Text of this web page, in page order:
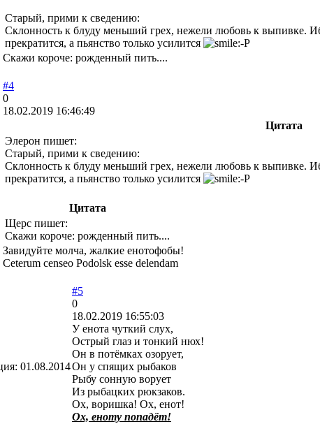
Старый, прими к сведению:
Склонность к блуду меньший грех, нежели любовь к выпивке.
прекратится, а пьянство только усилится
Скажи короче: рожденный пить....
#4
0
18.02.2019 16:46:49
Цитата
Элерон пишет:
Старый, прими к сведению:
Склонность к блуду меньший грех, нежели любовь к выпивке.
прекратится, а пьянство только усилится
Цитата
Щерс пишет:
Скажи короче: рожденный пить....
Завидуйте молча, жалкие енотофобы!
Ceterum censeo Podolsk esse delendam
01.08.2014
#5
0
18.02.2019 16:55:03
У енота чуткий слух,
Острый глаз и тонкий нюх!
Он в потёмках озорует,
Он у спящих рыбаков
Рыбу сонную ворует
Из рыбацких рюкзаков.
Ох, воришка! Ох, енот!
Ох, еноту попадёт!